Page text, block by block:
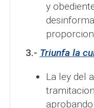
y
3.- Triunfa la
La ley del